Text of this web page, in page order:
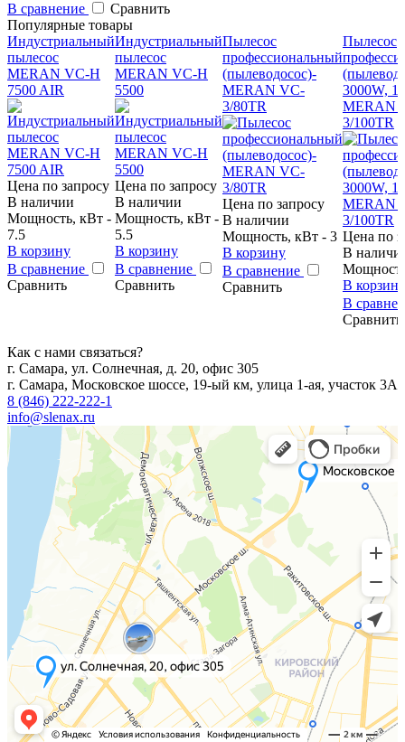
В сравнение
Сравнить
Популярные товары
Индустриальный
пылесос
MERAN VC-H
7500 AIR
Цена по запросу
В наличии
Мощность, кВт -
7.5
В корзину
В сравнение
Сравнить
Индустриальный
пылесос
MERAN VC-H
5500
Цена по запросу
В наличии
Мощность, кВт -
5.5
В корзину
В сравнение
Сравнить
Пылесос
профессиональный
(пылеводосос)-
MERAN VC-
3/80TR
Цена по запросу
В наличии
Мощность, кВт - 3
В корзину
В сравнение
Сравнить
Пылесос
3000W,
MERAN
3/100TR
Цена по
В
В корзину
В
Сравнить
Как с нами связаться?
г. Самара, ул. Солнечная, д. 20, офис 305
г. Самара, Московское шоссе, 19-ый км, улица 1-ая, участок 3А
8 (846) 222-222-1
info@slenax.ru